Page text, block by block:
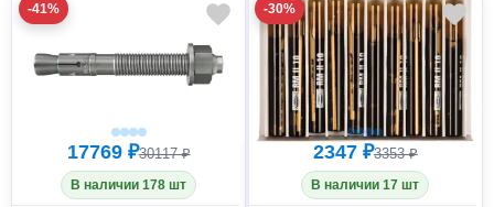
-41%
17769 ₽30117 ₽
В наличии 178 шт
-30%
2347 ₽3353 ₽
В наличии 17 шт